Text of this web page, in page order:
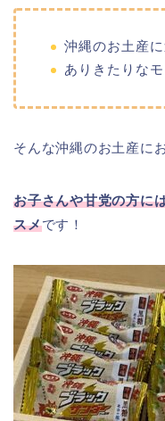
沖縄のお土産
ありきたりな
そんな沖縄のお土産に
お子さんや甘党の方に
スメです！